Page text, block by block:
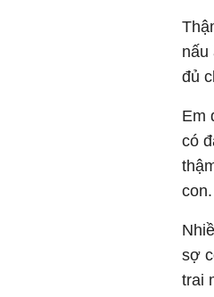
nấu
đủ
Em
có
con.
sợ
trai